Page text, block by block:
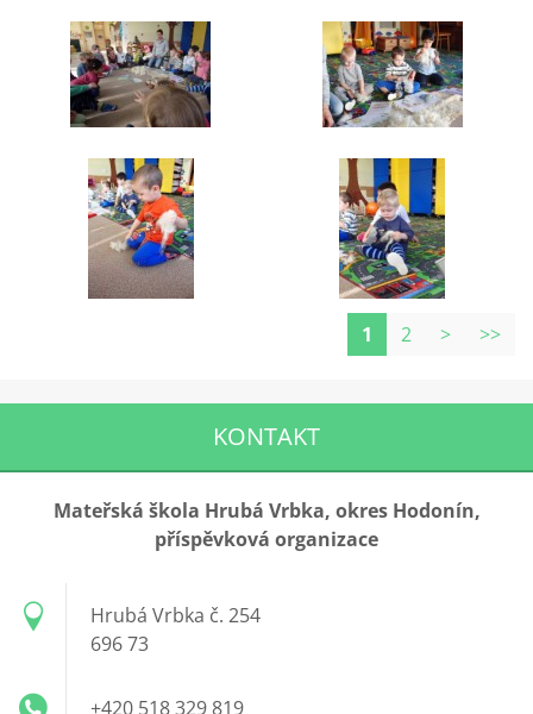
1 2 > >>
KONTAKT
Mateřská škola Hrubá Vrbka, okres Hodonín,
příspěvková organizace
Hrubá Vrbka č. 254
696 73
+420 518 329 819